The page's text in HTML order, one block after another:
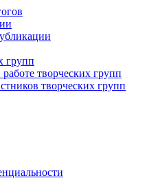
групп
творческих групп
творческих групп